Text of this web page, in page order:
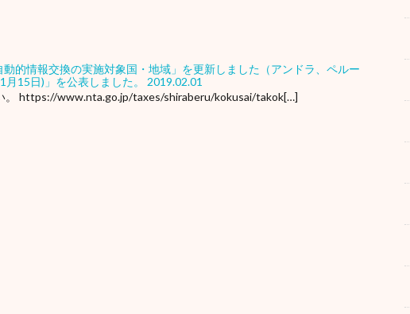
的情報交換の実施対象国・地域」を更新しました（アンドラ、ペルー
15日)」を公表しました。
2019.02.01
。 https://www.nta.go.jp/taxes/shiraberu/kokusai/takok[…]